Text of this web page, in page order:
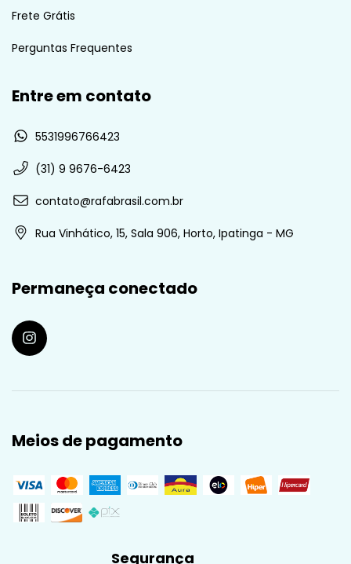
Frete Grátis
Perguntas Frequentes
Entre em contato
5531996766423
(31) 9 9676-6423
contato@rafabrasil.com.br
Rua Vinhático, 15, Sala 906, Horto, Ipatinga - MG
Permaneça conectado
Meios de pagamento
Segurança